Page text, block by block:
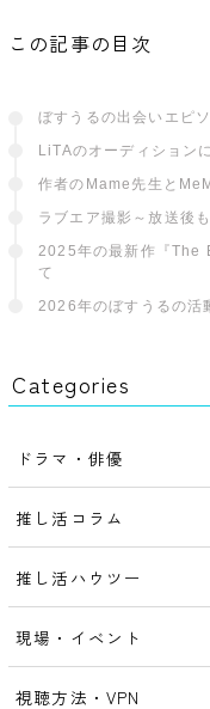
この記事の目次
ぼすうるの出会いエピ
LiTAのオーディション
作者のMame先生と
ラブエア撮影～放送後
2025年の最新作『The
て
2026年のぼすうるの活
Categories
ドラマ・俳優
推し活コラム
推し活ハウツー
現場・イベント
視聴方法・VPN